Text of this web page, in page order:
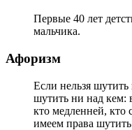
Первые 40 лет
мальчика.
Афоризм
Если нельзя
шутить ни над кем:
кто медленней, кто
имеем права